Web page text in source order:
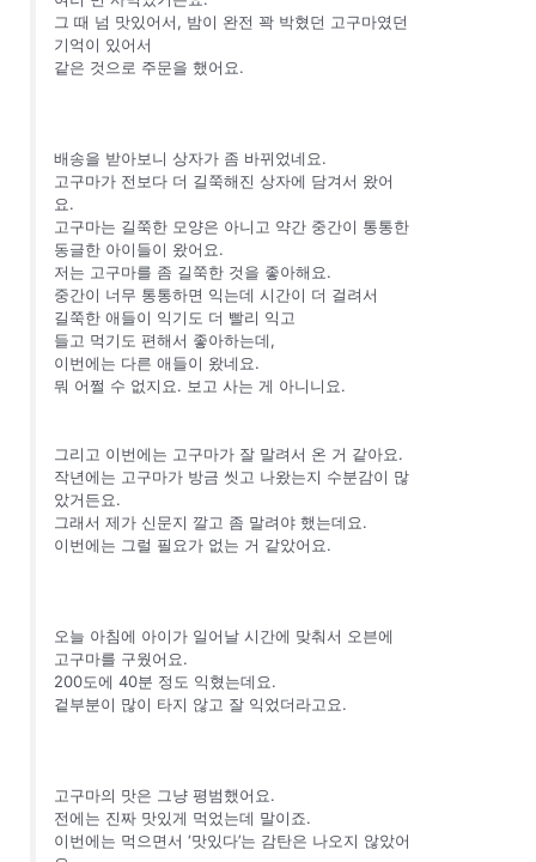
그 때 넘 맛있어서, 밤이 완전 꽉 박혔던 고구마였던
기억이 있어서
같은 것으로 주문을 했어요.
배송을 받아보니 상자가 좀 바뀌었네요.
고구마가 전보다 더 길쭉해진 상자에 담겨서 왔어
요.
고구마는 길쭉한 모양은 아니고 약간 중간이 통통한
동글한 아이들이 왔어요.
저는 고구마를 좀 길쭉한 것을 좋아해요.
중간이 너무 통통하면 익는데 시간이 더 걸려서
길쭉한 애들이 익기도 더 빨리 익고
들고 먹기도 편해서 좋아하는데,
이번에는 다른 애들이 왔네요.
뭐 어쩔 수 없지요. 보고 사는 게 아니니요.
그리고 이번에는 고구마가 잘 말려서 온 거 같아요.
작년에는 고구마가 방금 씻고 나왔는지 수분감이 많
았거든요.
그래서 제가 신문지 깔고 좀 말려야 했는데요.
이번에는 그럴 필요가 없는 거 같았어요.
오늘 아침에 아이가 일어날 시간에 맞춰서 오븐에
고구마를 구웠어요.
200도에 40분 정도 익혔는데요.
겉부분이 많이 타지 않고 잘 익었더라고요.
고구마의 맛은 그냥 평범했어요.
전에는 진짜 맛있게 먹었는데 말이죠.
이번에는 먹으면서 ‘맛있다’는 감탄은 나오지 않았어